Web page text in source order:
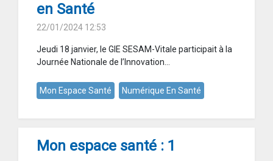
en Santé
22/01/2024 12:53
Jeudi 18 janvier, le GIE SESAM-Vitale participait à la
Journée Nationale de l’Innovation...
Mon Espace Santé Numérique En Santé
Mon espace santé : 1